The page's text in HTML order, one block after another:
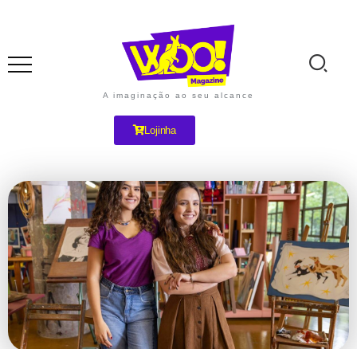
A imaginação ao seu alcance
Lojinha